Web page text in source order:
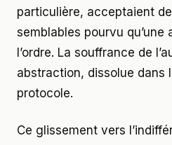
particulière, acceptaient
semblables pourvu qu’une
l’ordre. La souffrance de
abstraction, dissolue dans
protocole.
Ce glissement vers